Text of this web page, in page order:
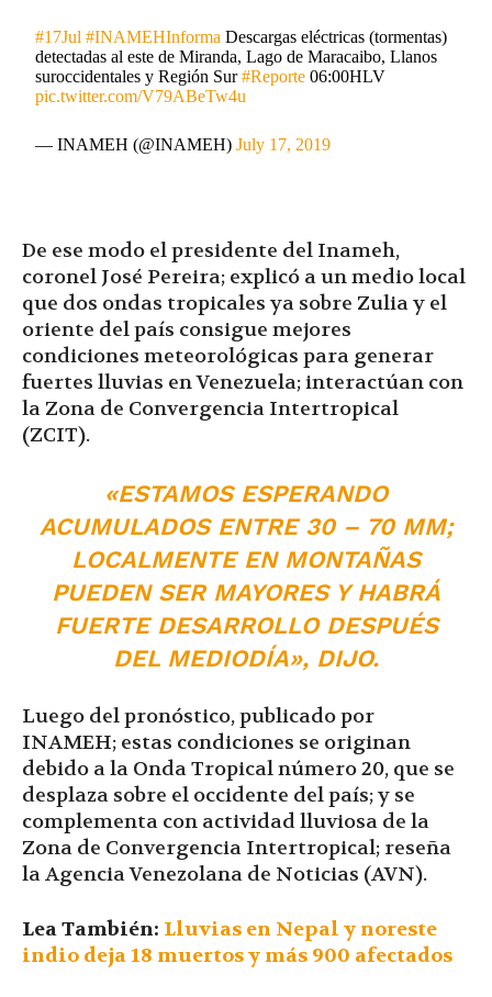
#17Jul #INAMEHInforma Descargas eléctricas (tormentas)
detectadas al este de Miranda, Lago de Maracaibo, Llanos
suroccidentales y Región Sur#Reporte 06:00HLV
pic.twitter.com/V79ABeTw4u
— INAMEH (@INAMEH)July 17, 2019
De ese modo el presidente del Inameh,
coronel José Pereira; explicó a un medio local
que dos ondas tropicales ya sobre Zulia y el
oriente del país consigue mejores
condiciones meteorológicas para generar
fuertes lluvias en Venezuela; interactúan con
la Zona de Convergencia Intertropical
(ZCIT).
«ESTAMOS ESPERANDO
ACUMULADOS ENTRE 30 – 70 MM;
LOCALMENTE EN MONTAÑAS
PUEDEN SER MAYORES Y HABRÁ
FUERTE DESARROLLO DESPUÉS
DEL MEDIODÍA», DIJO.
Luego del pronóstico, publicado por
INAMEH; estas condiciones se originan
debido a la Onda Tropical número 20, que se
desplaza sobre el occidente del país; y se
complementa con actividad lluviosa de la
Zona de Convergencia Intertropical; reseña
la Agencia Venezolana de Noticias (AVN).
Lea También: Lluvias en Nepal y noreste
indio deja 18 muertos y más 900 afectados